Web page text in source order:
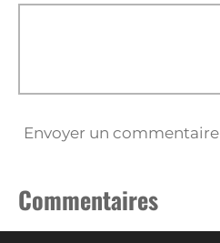
Envoyer un commentaire
Commentaires